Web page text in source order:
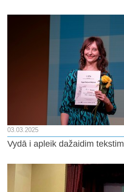
03.03.2025
Vydā i apleik dažaidim tekstim